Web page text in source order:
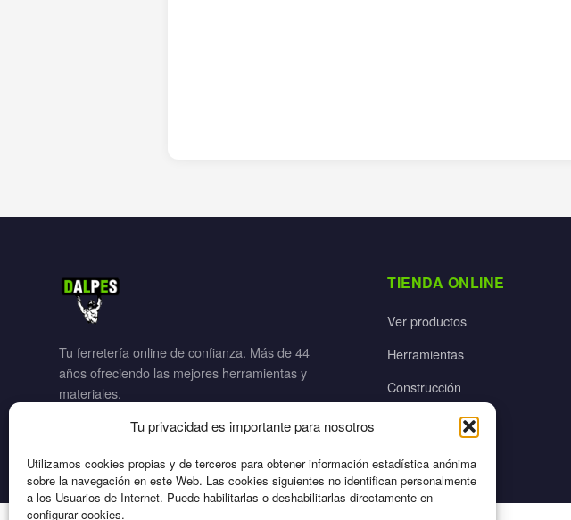
Tu privacidad es importante para nosotros
Utilizamos cookies propias y de terceros para obtener información estadística anónima
sobre la navegación en este Web. Las cookies siguientes no identifican personalmente
a los Usuarios de Internet. Puede habilitarlas o deshabilitarlas directamente en
configurar cookies.
Tu ferretería online de confianza. Más de 44
años ofreciendo las mejores herramientas y
materiales.
TIENDA ONLINE
Ver productos
Herramientas
Construcción